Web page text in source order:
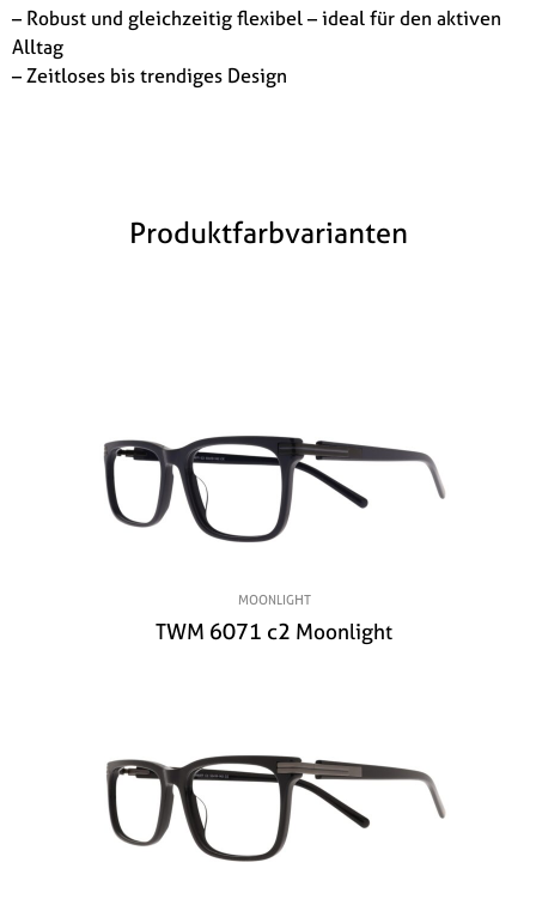
– Robust und gleichzeitig flexibel – ideal für den aktiven
Alltag
– Zeitloses bis trendiges Design
Produktfarbvarianten
MOONLIGHT
TWM 6071 c2 Moonlight